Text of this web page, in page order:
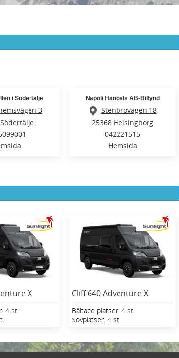
i Södertälje
3
Napoli Handels AB-Bilfynd
Stenbrovägen 18
25368 Helsingborg
042221515
Hemsida
X
4 st
Cliff 640 Adventure X
Bältade platser: 4 st
Sovplatser: 4 st